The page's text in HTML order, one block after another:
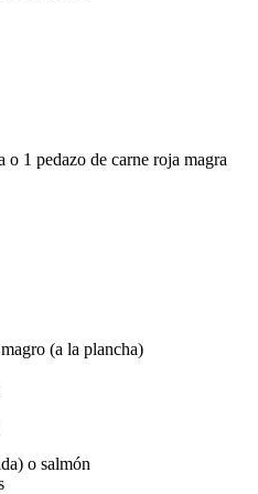
o 1 pedazo de carne roja magra
(a la plancha)
o salmón